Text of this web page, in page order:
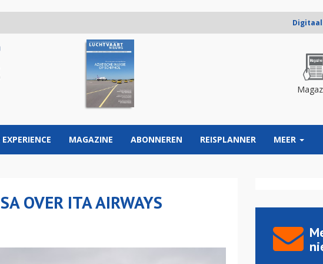
EXPERIENCE MAGAZINE ABONNEREN REISPLANNER MEER
OVER ITA AIRWAYS